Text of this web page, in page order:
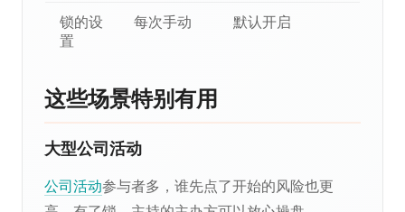
锁的设
置
每次手动 默认开启
这些场景特别有用
大型公司活动
公司活动参与者多，谁先点了开始的风险也更